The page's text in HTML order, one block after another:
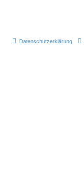
Datenschutzerklärung